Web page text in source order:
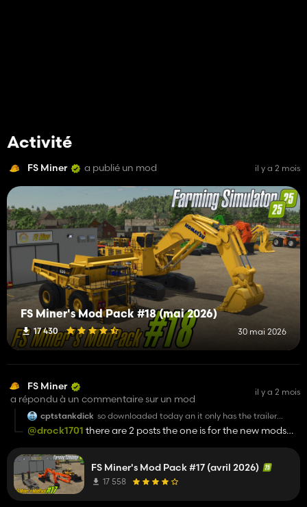
Activité
FS Miner a publié un mod il y a 2 mois
FS Miner's Mod Pack #18 (mai 2026)
17 430 30 mai 2026
FS Miner
a répondu à un commentaire sur un mod
il y a 2 mois
cptstankdick so downloaded today an it only has the trailer
excavator and the front end loader....so something
isnt right if theres suppose to be
@drock1701 there are 2 posts the one is for the new mods
FS Miner's Mod Pack #17 (avril 2026)
17 558